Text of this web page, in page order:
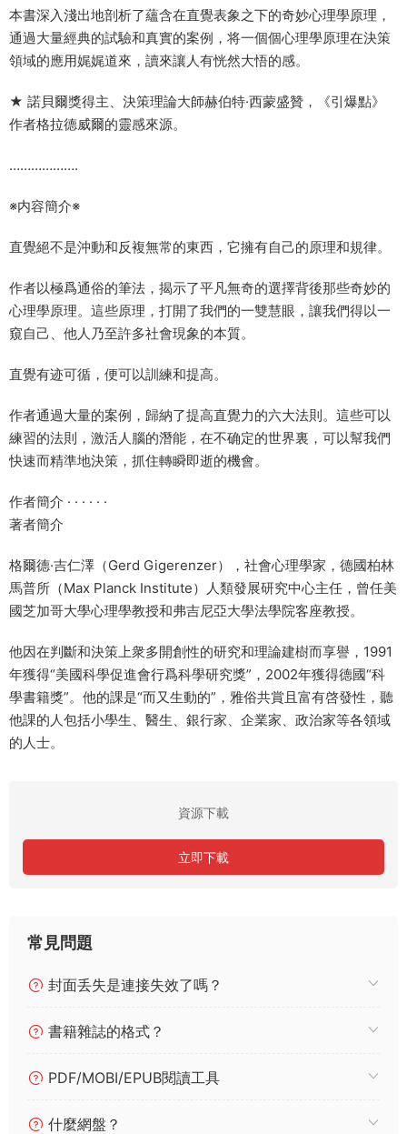
本書深入淺出地剖析了蘊含在直覺表象之下的奇妙心理學原理，
通過大量經典的試驗和真實的案例，将一個個心理學原理在決策
領域的應用娓娓道來，讀來讓人有恍然大悟的感。
★ 諾貝爾獎得主、決策理論大師赫伯特·西蒙盛贊，《引爆點》
作者格拉德威爾的靈感來源。
……………….
※内容簡介※
直覺絕不是沖動和反複無常的東西，它擁有自己的原理和規律。
作者以極爲通俗的筆法，揭示了平凡無奇的選擇背後那些奇妙的
心理學原理。這些原理，打開了我們的一雙慧眼，讓我們得以一
窺自己、他人乃至許多社會現象的本質。
直覺有迹可循，便可以訓練和提高。
作者通過大量的案例，歸納了提高直覺力的六大法則。這些可以
練習的法則，激活人腦的潛能，在不确定的世界裏，可以幫我們
快速而精準地決策，抓住轉瞬即逝的機會。
作者簡介 · · · · · ·
著者簡介
格爾德·吉仁澤（Gerd Gigerenzer），社會心理學家，德國柏林
馬普所（Max Planck Institute）人類發展研究中心主任，曾任美
國芝加哥大學心理學教授和弗吉尼亞大學法學院客座教授。
他因在判斷和決策上衆多開創性的研究和理論建樹而享譽，1991
年獲得“美國科學促進會行爲科學研究獎”，2002年獲得德國“科
學書籍獎”。他的課是“而又生動的”，雅俗共賞且富有啓發性，聽
他課的人包括小學生、醫生、銀行家、企業家、政治家等各領域
的人士。
資源下載
立即下載
常見問題
封面丢失是連接失效了嗎？
書籍雜誌的格式？
PDF/MOBI/EPUB閱讀工具
什麼網盤？